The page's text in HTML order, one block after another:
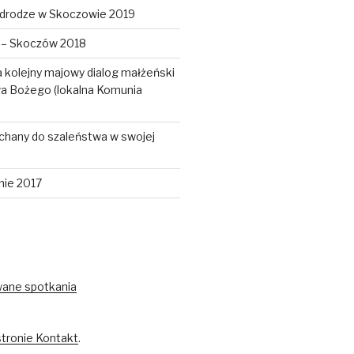
w Skoczowie 2019
Skoczów 2018
kolejny majowy dialog małżeński
Bożego (lokalna Komunia
do szaleństwa w swojej
2017
spotkania
Kontakt.